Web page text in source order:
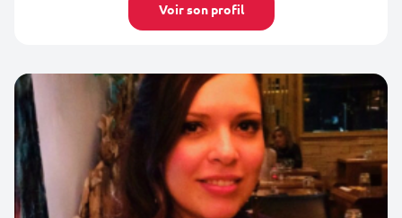
Voir son profil